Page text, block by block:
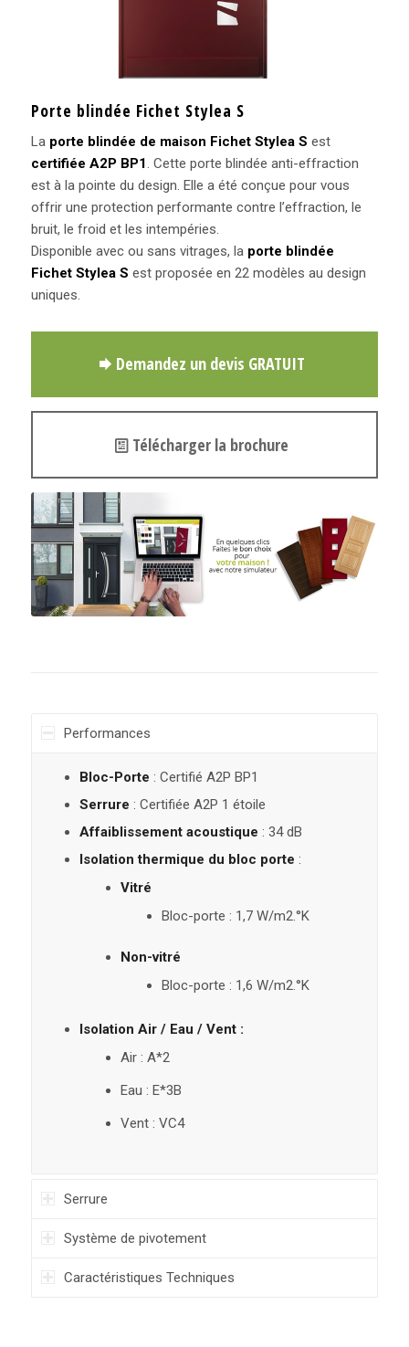
Porte blindée Fichet Stylea S
La porte blindée de maison Fichet Stylea S est
certifiée A2P BP1. Cette porte blindée anti-effraction
est à la pointe du design. Elle a été conçue pour vous
offrir une protection performante contre l’effraction, le
bruit, le froid et les intempéries.
Disponible avec ou sans vitrages, la porte blindée
Fichet Stylea S est proposée en 22 modèles au design
uniques.
Demandez un devis GRATUIT
Télécharger la brochure
Performances
Bloc-Porte : Certifié A2P BP1
Serrure : Certifiée A2P 1 étoile
Affaiblissement acoustique : 34 dB
Isolation thermique du bloc porte :
Vitré
Bloc-porte : 1,7 W/m2.°K
Non-vitré
Bloc-porte : 1,6 W/m2.°K
Isolation Air / Eau / Vent :
Air : A*2
Eau : E*3B
Vent : VC4
Serrure
Système de pivotement
Caractéristiques Techniques